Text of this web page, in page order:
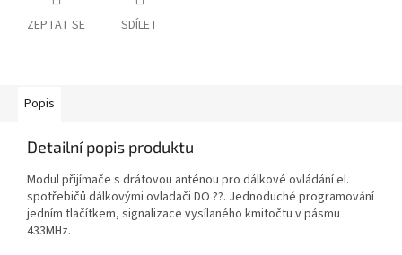
ZEPTAT SE SDÍLET
Popis
Detailní popis produktu
Modul přijímače s drátovou anténou pro dálkové ovládání el.
spotřebičů dálkovými ovladači DO ??. Jednoduché programování
jedním tlačítkem, signalizace vysílaného kmitočtu v pásmu
433MHz.